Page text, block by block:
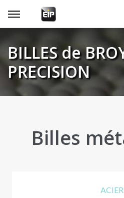
Panneau de gestion des cookies
BILLES de
PRECISION
Billes
ACIER